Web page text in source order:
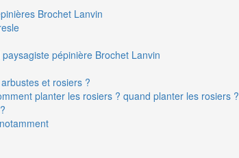
Brochet Lanvin
pépinière Brochet Lanvin
et rosiers ?
planter les rosiers ? quand planter les rosiers ?